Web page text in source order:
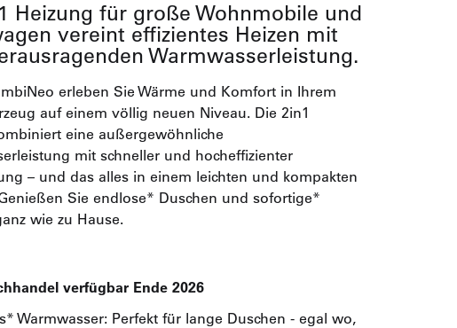
Heizung für große Wohnmobile und
vereint effizientes Heizen mit
Warmwasserleistung.
erleben Sie Wärme und Komfort in Ihrem
auf einem völlig neuen Niveau. Die 2in1
eine außergewöhnliche
mit schneller und hocheffizienter
– und das alles in einem leichten und kompakten
Sie endlose* Duschen und sofortige*
wie zu Hause.
verfügbar Ende 2026
Warmwasser: Perfekt für lange Duschen - egal wo,